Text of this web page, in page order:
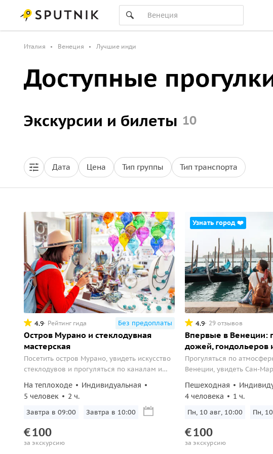
Италия Венеция Лучшие инди
Доступные
Экскурсии и билеты 10
Дата Цена Тип группы Тип транспорта
4.9 Рейтинг гида Без предоплаты
Остров Мурано и стеклодувная
мастерская
Посетить остров Мурано, увидеть искусство
стеклодувов и прогуляться по каналам и
На теплоходе
Индивидуальная
5 человек
2 ч.
Завтра в 09:00 Завтра в 10:00
€100
за экскурсию
Узнать город ❤️
4.9 29 отзывов
Впервые в Венеции:
дожей, гондольеров
Прогуляться по
Венеции, увидеть Сан-
Пешеходная
4 человека
1 ч.
Пн, 10 авг, 10:00 Пн,
€100
за экскурсию